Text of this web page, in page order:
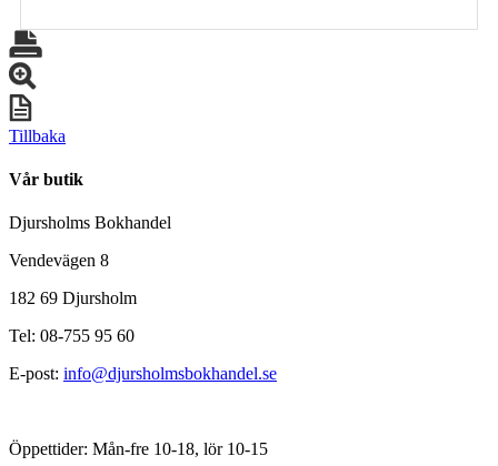
Tillbaka
Vår butik
Djursholms Bokhandel
Vendevägen 8
182 69 Djursholm
Tel: 08-755 95 60
E-post: info@djursholmsbokhandel.se
Öppettider: Mån-fre 10-18, lör 10-15